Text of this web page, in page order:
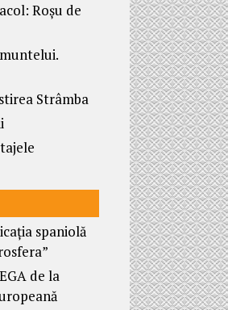
Roșu de
Strâmba
spaniolă
de la